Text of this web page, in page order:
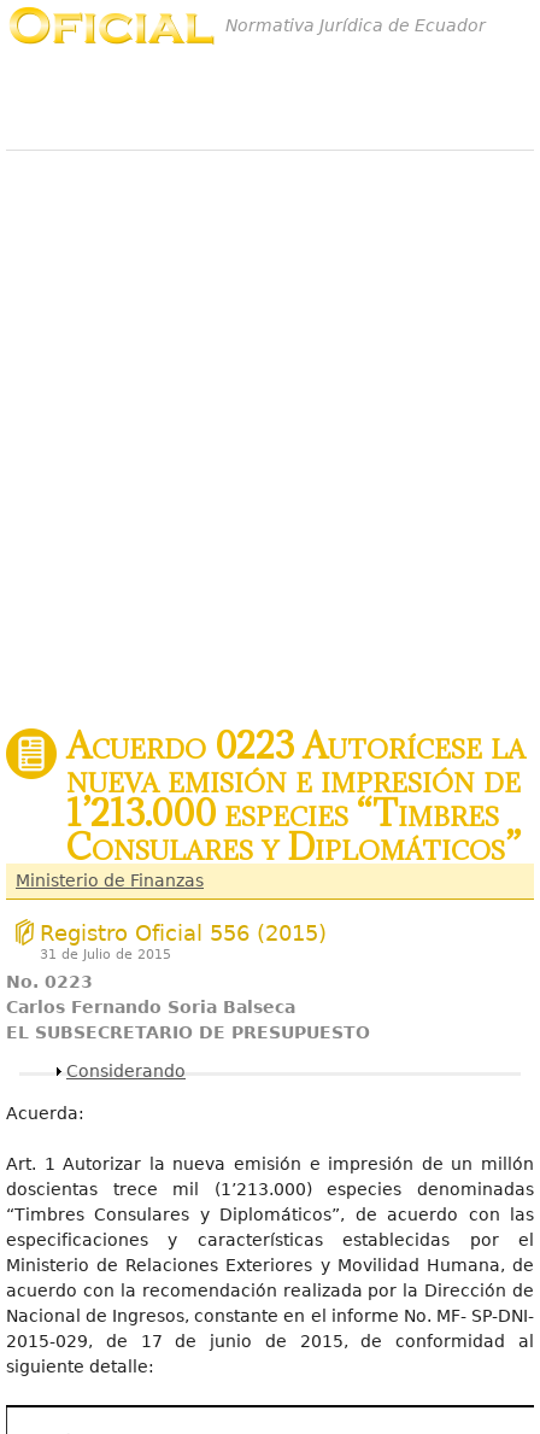
Normativa Jurídica de Ecuador
Acuerdo 0223 Autorícese la
nueva emisión e impresión de
1’213.000 especies “Timbres
Consulares y Diplomáticos”
Ministerio de Finanzas
Registro Oficial 556 (2015)
31 de Julio de 2015
No. 0223
Carlos Fernando Soria Balseca
EL SUBSECRETARIO DE PRESUPUESTO
Mostrar
Considerando
Acuerda:
Art. 1 Autorizar la nueva emisión e impresión de un millón
doscientas trece mil (1’213.000) especies denominadas
“Timbres Consulares y Diplomáticos”, de acuerdo con las
especificaciones y características establecidas por el
Ministerio de Relaciones Exteriores y Movilidad Humana, de
acuerdo con la recomendación realizada por la Dirección de
Nacional de Ingresos, constante en el informe No. MF- SP-DNI-
2015-029, de 17 de junio de 2015, de conformidad al
siguiente detalle: